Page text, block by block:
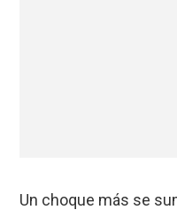
Un choque más se